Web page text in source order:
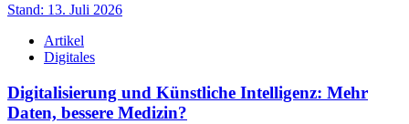
Stand: 13. Juli 2026
Artikel
Digitales
Digitalisierung und Künstliche Intelligenz: Mehr
Daten, bessere Medizin?